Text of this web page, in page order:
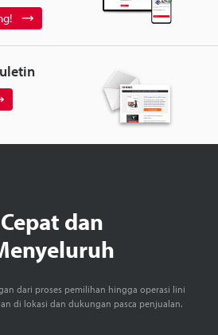
dan
dari proses pemilihan hingga operasi lini
di lokasi dan dukungan pasca penjualan.